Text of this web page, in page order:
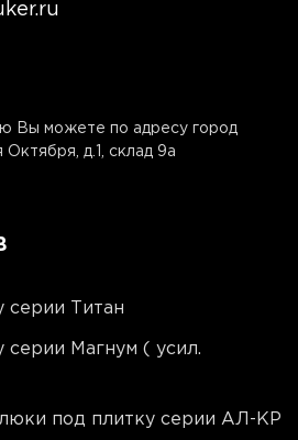
Вы можете по адресу город
Октября, д.1, склад 9а
серии Титан
Магнум ( усил.
под плитку серии АЛ-КР